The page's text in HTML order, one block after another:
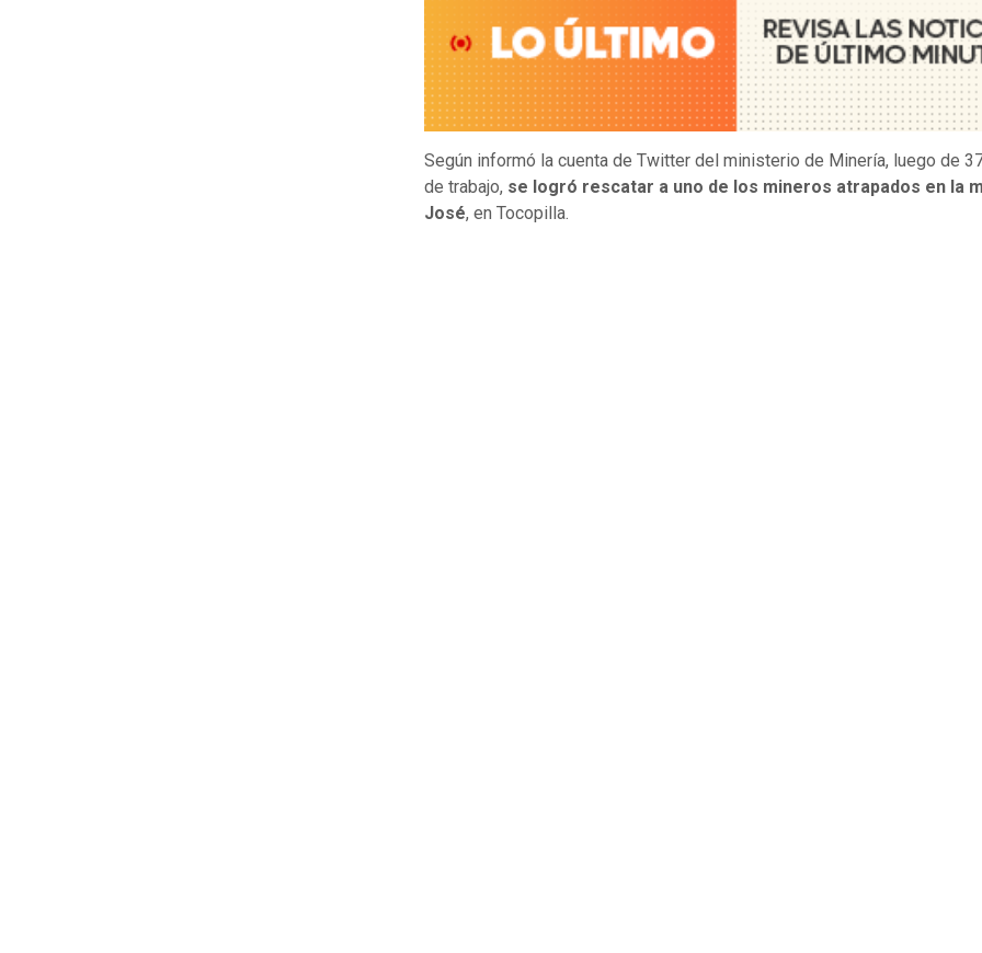
Según informó la cuenta de Twitter del ministerio de Minería, luego de
de trabajo, se logró rescatar a uno de los mineros atrapados en la
José, en Tocopilla.